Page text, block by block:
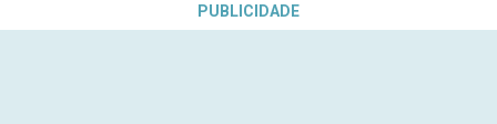
PUBLICIDADE